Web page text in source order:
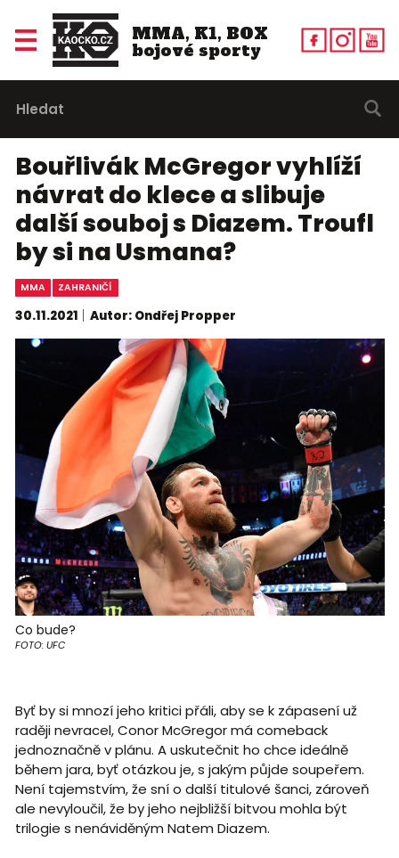
MMA, K1, BOX
bojové sporty
Bouřlivák McGregor vyhlíží
návrat do klece a slibuje
další souboj s Diazem. Troufl
by si na Usmana?
MMA ZAHRANIČÍ
30.11.2021 Autor: Ondřej Propper
Co bude?
FOTO: UFC
Byť by si mnozí jeho kritici přáli, aby se k zápasení už
raději nevracel, Conor McGregor má comeback
jednoznačně v plánu. A uskutečnit ho chce ideálně
během jara, byť otázkou je, s jakým půjde soupeřem.
Není tajemstvím, že sní o další titulové šanci, zároveň
ale nevyloučil, že by jeho nejbližší bitvou mohla být
trilogie s nenáviděným Natem Diazem.